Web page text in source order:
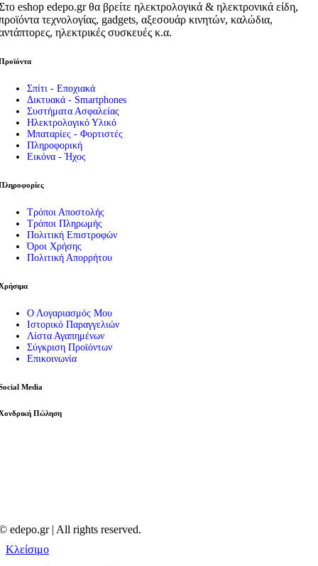
eshop edepo.gr θα βρείτε ηλεκτρολογικά & ηλεκτρονικά είδη,
τεχνολογίας, gadgets, αξεσουάρ κινητών, καλώδια,
ηλεκτρικές συσκευές κ.α.
Σπίτι - Εποχιακά
Δικτυακά - Smartphones
Συστήματα Ασφαλείας
Ηλεκτρολογικό Υλικό
Μπαταρίες - Φορτιστές
Πληροφορική
Εικόνα - Ήχος
Τρόποι Αποστολής
Τρόποι Πληρωμής
Πολιτική Επιστροφών
Όροι Χρήσης
Πολιτική Απορρήτου
Ο Λογαριασμός Μου
Ιστορικό Παραγγελιών
Λίστα Αγαπημένων
Σύγκριση Προϊόντων
Επικοινωνία
Media
Πώληση
edepo.gr | All rights reserved.
Κλείσιμο